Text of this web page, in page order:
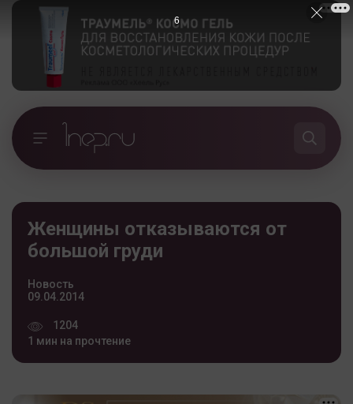
Женщины отказываются от
большой груди
Новость
09.04.2014
1204
1 мин на прочтение
5